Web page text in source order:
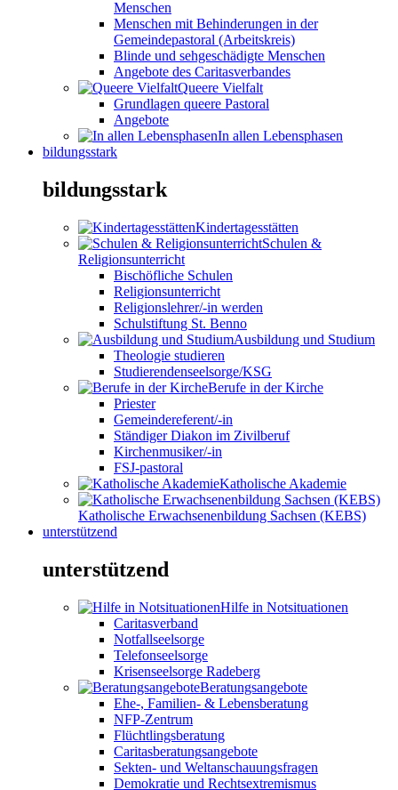
Menschen
Menschen mit Behinderungen in der
Gemeindepastoral (Arbeitskreis)
Blinde und sehgeschädigte Menschen
Angebote des Caritasverbandes
Queere Vielfalt
Grundlagen queere Pastoral
Angebote
In allen Lebensphasen
bildungsstark
bildungsstark
Kindertagesstätten
Schulen &
Religionsunterricht
Bischöfliche Schulen
Religionsunterricht
Religionslehrer/-in werden
Schulstiftung St. Benno
Ausbildung und Studium
Theologie studieren
Studierendenseelsorge/KSG
Berufe in der Kirche
Priester
Gemeindereferent/-in
Ständiger Diakon im Zivilberuf
Kirchenmusiker/-in
FSJ-pastoral
Katholische Akademie
Katholische Erwachsenenbildung Sachsen (KEBS)
unterstützend
unterstützend
Hilfe in Notsituationen
Caritasverband
Notfallseelsorge
Telefonseelsorge
Krisenseelsorge Radeberg
Beratungsangebote
Ehe-, Familien- & Lebensberatung
NFP-Zentrum
Flüchtlingsberatung
Caritasberatungsangebote
Sekten- und Weltanschauungsfragen
Demokratie und Rechtsextremismus